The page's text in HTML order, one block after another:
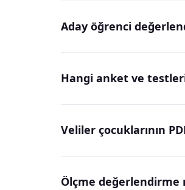
Aday öğrenci
Hangi anket ve
Veliler çocuklarının
Ölçme değerlendirme